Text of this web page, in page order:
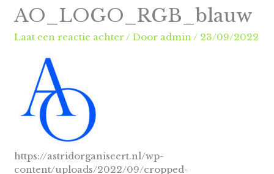
AO_LOGO_RGB_blauw
Laat een reactie achter / Door admin / 23/09/2022
https://astridorganiseert.nl/wp-
content/uploads/2022/09/cropped-